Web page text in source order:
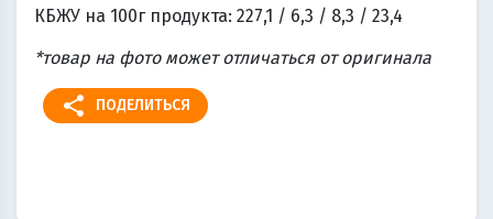
КБЖУ на 100г продукта: 227,1 / 6,3 / 8,3 / 23,4
*товар на фото может отличаться от оригинала
share ПОДЕЛИТЬСЯ